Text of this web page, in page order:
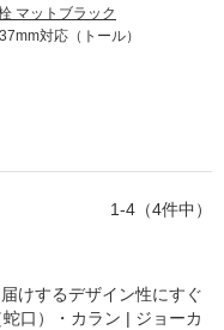
マットブラック
対応（トール）
1-4（4件中）
けするデザイン性にすぐ
口）・カラン | ジョーカ